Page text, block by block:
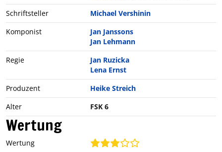
Schriftsteller
Michael Vershinin
Komponist
Jan Janssons
Jan Lehmann
Regie
Jan Ruzicka
Lena Ernst
Produzent
Heike Streich
Alter
FSK 6
Wertung
Wertung